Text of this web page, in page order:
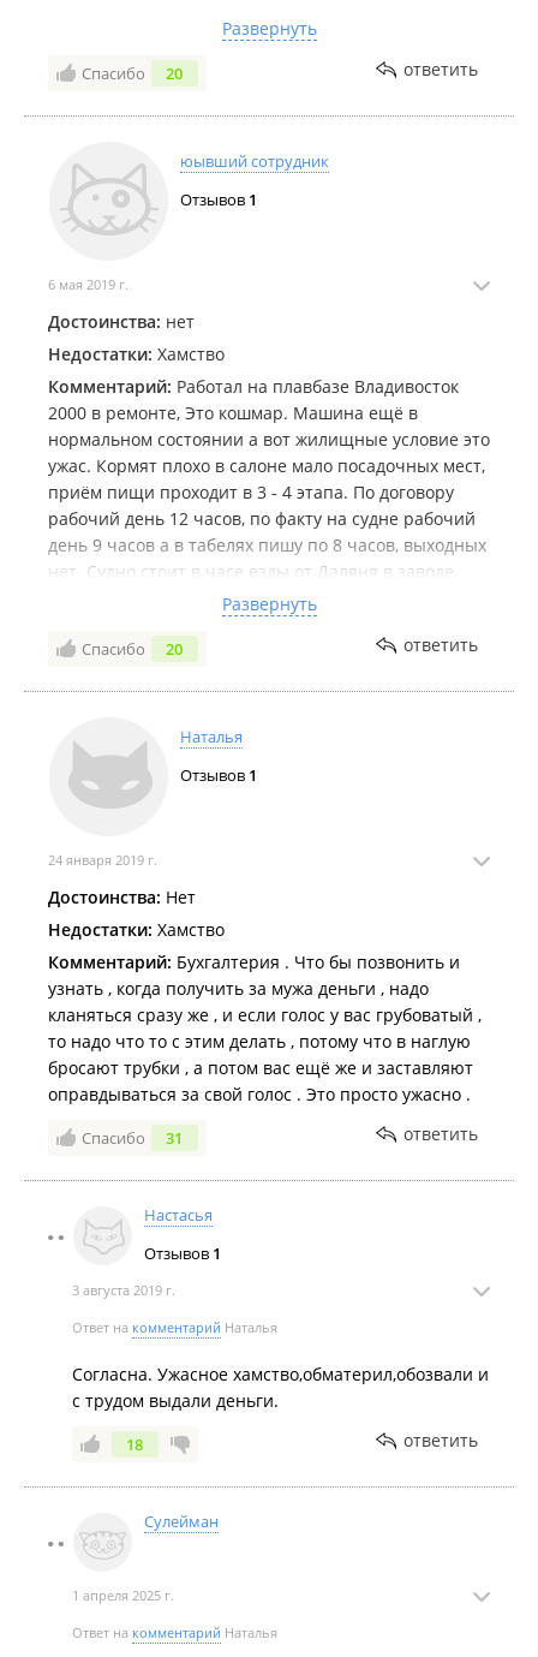
капитана лазить по мусорным бакам и доставать
всякий хлам который по его мнению ценен и
необходим для судна. Экипаж набирают в основном
за деньги через кадровые агенства и берут всякий
подальше от ДМП.
Развернуть
Спасибо 20 ответить
юывший сотрудник
Отзывов 1
6 мая 2019 г.
Достоинства: нет
Недостатки: Хамство
Комментарий: Работал на плавбазе Владивосток
2000 в ремонте, Это кошмар. Машина ещё в
нормальном состоянии а вот жилищные условие это
ужас. Кормят плохо в салоне мало посадочных мест,
приём пищи проходит в 3 - 4 этапа. По договору
рабочий день 12 часов, по факту на судне рабочий
день 9 часов а в табелях пишу по 8 часов, выходных
нет. Судно стоит в часе езды от Даляня в заводе.
Ближайшая деревня в 20 минутах езды на такси.
Ремонт китайцы делают плохо всё приходится
делать заново самим. С февраля стали задерживать
за драки. Половина экипажа сброд с деревень
алкаши.
Развернуть
Спасибо 20 ответить
Наталья
Отзывов 1
24 января 2019 г.
Достоинства: Нет
Недостатки: Хамство
Комментарий: Бухгалтерия . Что бы позвонить и
узнать , когда получить за мужа деньги , надо
кланяться сразу же , и если голос у вас грубоватый ,
то надо что то с этим делать , потому что в наглую
бросают трубки , а потом вас ещё же и заставляют
оправдываться за свой голос . Это просто ужасно .
Спасибо 31 ответить
Настасья
Отзывов 1
3 августа 2019 г.
Ответ на комментарий Наталья
Согласна. Ужасное хамство,обматерил,обозвали и
с трудом выдали деньги.
18 ответить
Сулейман
1 апреля 2025 г.
Ответ на комментарий Наталья